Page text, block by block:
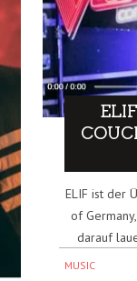
ELIF ist der
of
darauf
MUSIC